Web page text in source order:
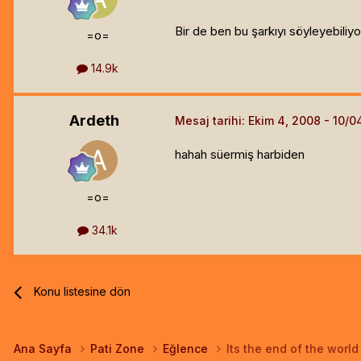
=o=
14.9k
Bir de ben bu şarkıyı
Ardeth
=o=
34.1k
Mesaj tarihi: Ekim 4, 2008
hahah süermiş harbiden
Konu listesine dön
Ana Sayfa Pati Zone Eğlence Its the end of the world